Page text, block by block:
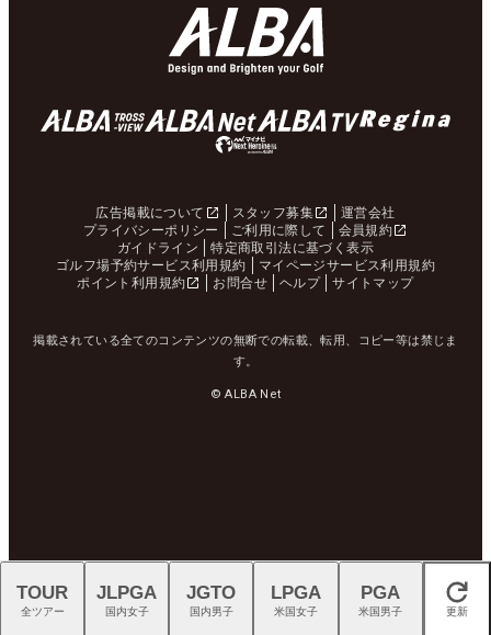
広告掲載について スタッフ募集
運営会社
プライバシーポリシー
ご利用に際して
会員規約
ガイドライン
特定商取引法に基づく表示
ゴルフ場予約サービス利用規約
マイページサービス利用規約
ポイント利用規約
お問合せ ヘルプ サイトマップ
掲載されている全てのコンテンツの無断での転載、転用、コピー等は禁じま
す。
© ALBA Net
閉じる
TOUR
全ツアー
JLPGA
国内女子
JGTO
国内男子
LPGA
米国女子
PGA
米国男子 更新